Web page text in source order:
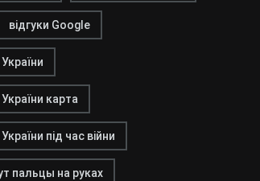
відгуки Google
карта
під час війни
пальцы на руках